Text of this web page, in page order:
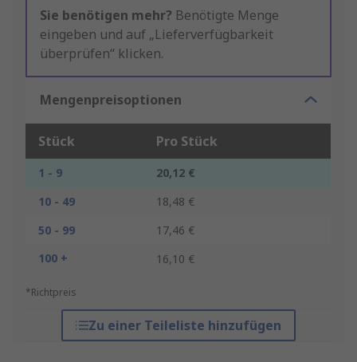
Sie benötigen mehr? Benötigte Menge
eingeben und auf „Lieferverfügbarkeit
überprüfen“ klicken.
Mengenpreisoptionen
Stück Pro Stück
1 - 9
20,12 €
10 - 49
18,48 €
50 - 99
17,46 €
100 +
16,10 €
*Richtpreis
Zu einer Teileliste hinzufügen